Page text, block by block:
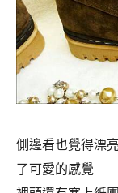
側邊看也覺得漂
了可愛的感覺